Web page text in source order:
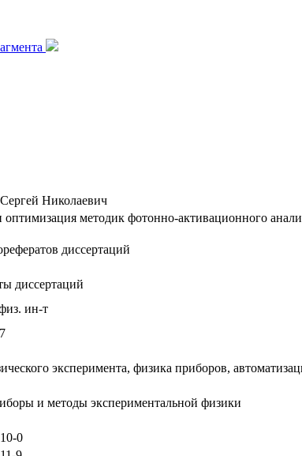
Николаевич
оптимизация методик фотонно-активационного
диссертаций
диссертаций
ин-т
эксперимента, физика приборов,
и методы экспериментальной физики
0